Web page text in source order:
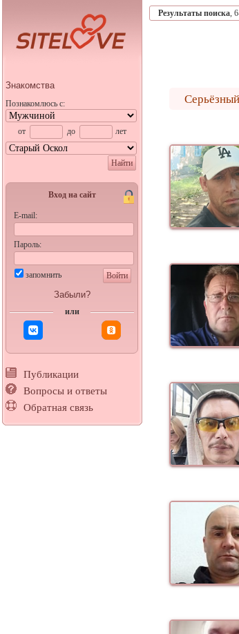
Знакомства
Познакомлюсь с:
от до лет
Найти
Вход на сайт
E-mail:
Пароль:
запомнить Войти
Забыли?
или
Публикации
Вопросы и ответы
Обратная связь
Результаты поиска,